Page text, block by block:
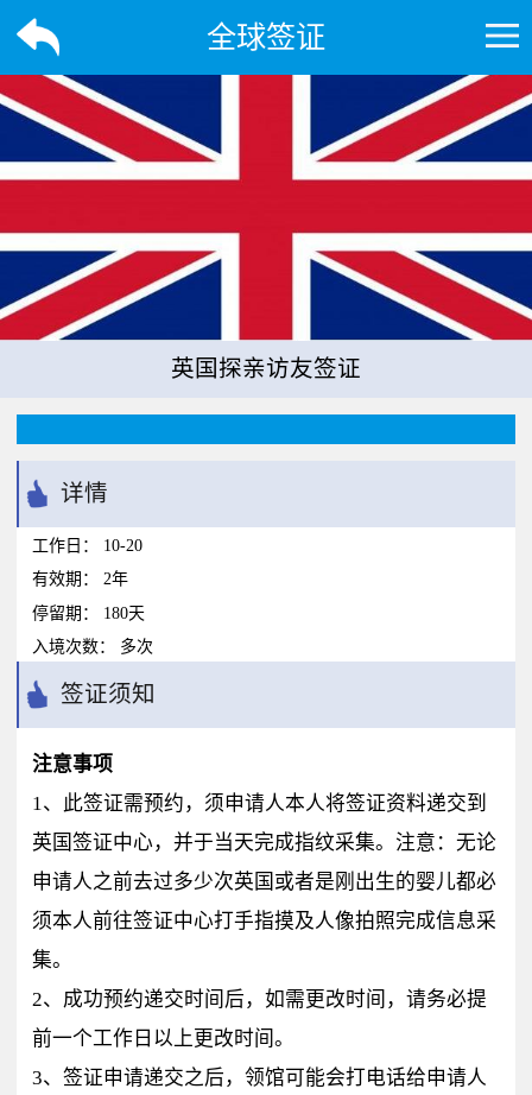
全球签证
英国探亲访友签证
详情
工作日：
10-20
有效期：
2年
停留期：
180天
入境次数：
多次
签证须知
注意事项
1、此签证需预约，须申请人本人将签证资料递交到
英国签证中心，并于当天完成指纹采集。注意：无论
申请人之前去过多少次英国或者是刚出生的婴儿都必
须本人前往签证中心打手指摸及人像拍照完成信息采
集。
2、成功预约递交时间后，如需更改时间，请务必提
前一个工作日以上更改时间。
3、签证申请递交之后，领馆可能会打电话给申请人